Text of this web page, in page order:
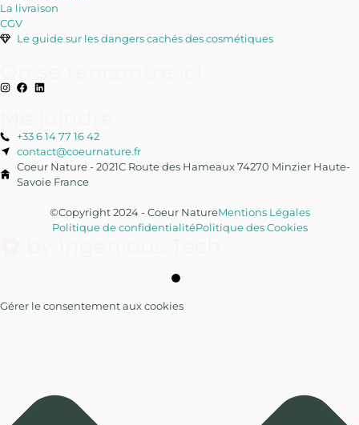
La livraison
CGV
Le guide sur les dangers cachés des cosmétiques
+33 6 14 77 16 42
contact@coeurnature.fr
Coeur Nature - 2021C Route des Hameaux 74270 Minzier Haute-
Savoie France
©Copyright 2024 - Coeur NatureMentions Légales
Politique de confidentialitéPolitique des Cookies
Gérer le consentement aux cookies